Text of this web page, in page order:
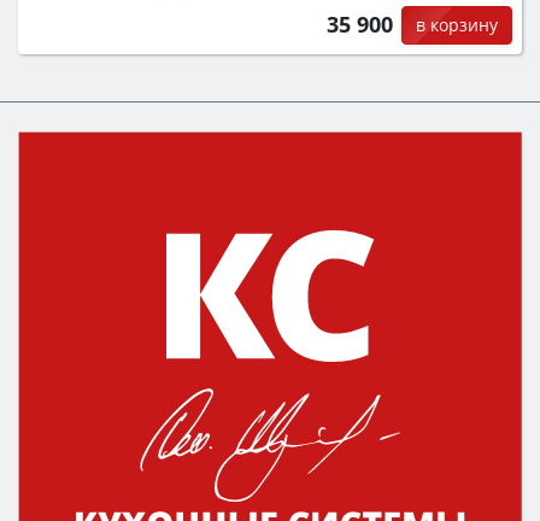
35 900 в корзину